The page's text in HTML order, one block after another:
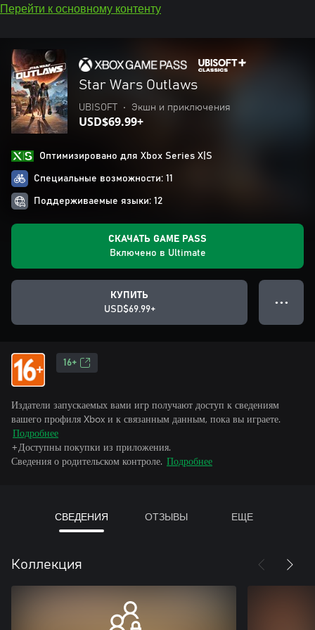
Перейти к основному контенту
Star Wars Outlaws
UBISOFT • Экшн и приключения
USD$69.99+
Оптимизировано для Xbox Series X|S
Специальные возможности: 11
Поддерживаемые языки: 12
СКАЧАТЬ GAME PASS
Включено в Ultimate
КУПИТЬ
USD$69.99+
● ● ●
16+
Издатели запускаемых вами игр получают доступ к сведениям
вашего профиля Xbox и к связанным данным, пока вы играете.
Подробнее
+Доступны покупки из приложения.
Сведения о родительском контроле. Подробнее
СВЕДЕНИЯ ОТЗЫВЫ ЕЩЕ
Коллекция